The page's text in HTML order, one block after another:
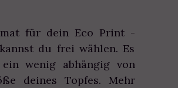
für dein Eco Print -
du frei wählen. Es
wenig abhängig von
deines Topfes. Mehr